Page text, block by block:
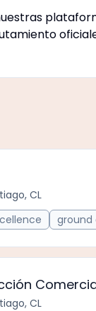
CL
ground
CL